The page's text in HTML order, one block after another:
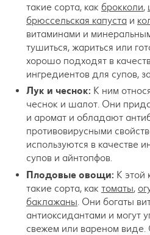
такие сорта, как брокколи,
брюссельская капуста и
витаминами и
тушиться, жариться или
хорошо подходят в
ингредиентов для супов,
Лук и чеснок: К ним
чеснок и шалот. Они
и аромат и обладают
противовирусными
используются в качестве
супов и айнтопфов.
Плодовые овощи: К этой
такие сорта, как томаты,
баклажаны . Они богаты
антиоксидантами и могут
свежем или вареном